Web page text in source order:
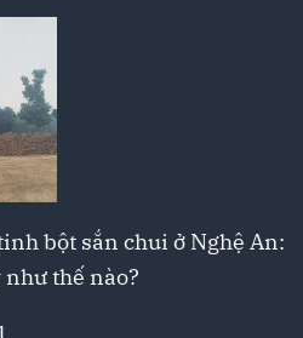
bột sắn chui ở Nghệ An:
thế nào?